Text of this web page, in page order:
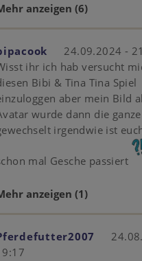
anzeigen (6)
24.09.2024 -
ihr ich hab versucht
Bibi & Tina Tina Spiel
aber mein Bild
wurde dann die
irgendwie ist
mal Gesche passiert
anzeigen (1)